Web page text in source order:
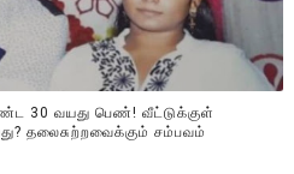
30 வயது பெண்! வீட்டுக்குள்
தலைசுற்றவைக்கும் சம்பவம்